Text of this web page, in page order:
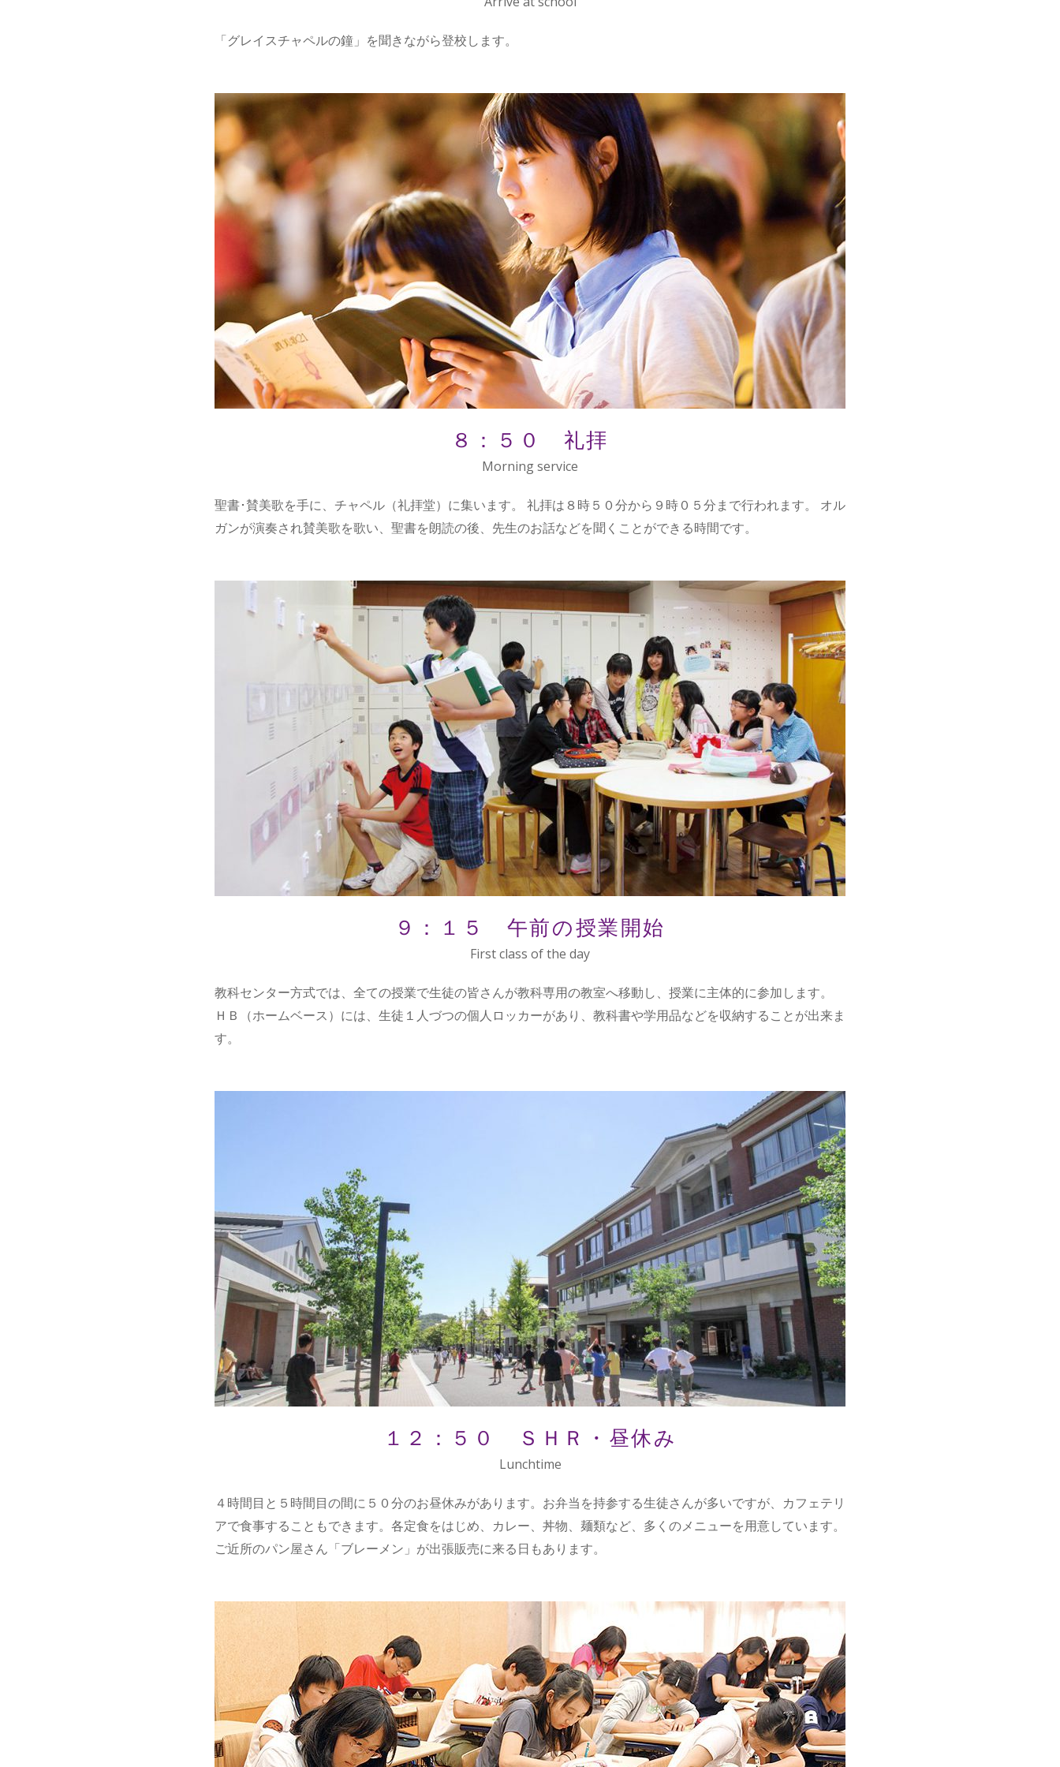
「グレイスチャペルの鐘」を聞きながら登校します。
８：５０ 礼拝
Morning service
聖書･賛美歌を手に、チャペル（礼拝堂）に集います。 礼拝は８時５０分から９時０５分まで行われます。 オル
ガンが演奏され賛美歌を歌い、聖書を朗読の後、先生のお話などを聞くことができる時間です。
９：１５ 午前の授業開始
First class of the day
教科センター方式では、全ての授業で生徒の皆さんが教科専用の教室へ移動し、授業に主体的に参加します。
ＨＢ（ホームベース）には、生徒１人づつの個人ロッカーがあり、教科書や学用品などを収納することが出来ま
す。
１２：５０ ＳＨＲ・昼休み
Lunchtime
４時間目と５時間目の間に５０分のお昼休みがあります。お弁当を持参する生徒さんが多いですが、カフェテリ
アで食事することもできます。各定食をはじめ、カレー、丼物、麺類など、多くのメニューを用意しています。
ご近所のパン屋さん「ブレーメン」が出張販売に来る日もあります。